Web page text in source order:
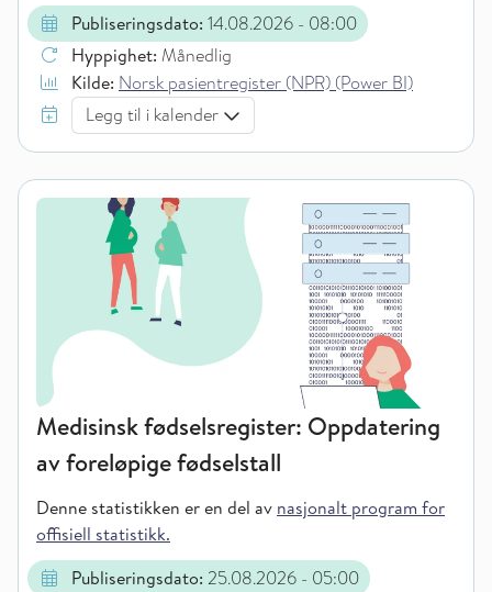
Publiseringsdato: 14.08.2026 - 08:00
Hyppighet: Månedlig
Kilde: Norsk pasientregister (NPR) (Power BI)
Legg til i kalender
Medisinsk fødselsregister: Oppdatering
av foreløpige fødselstall
Denne statistikken er en del av nasjonalt program for
offisiell statistikk.
Publiseringsdato: 25.08.2026 - 05:00